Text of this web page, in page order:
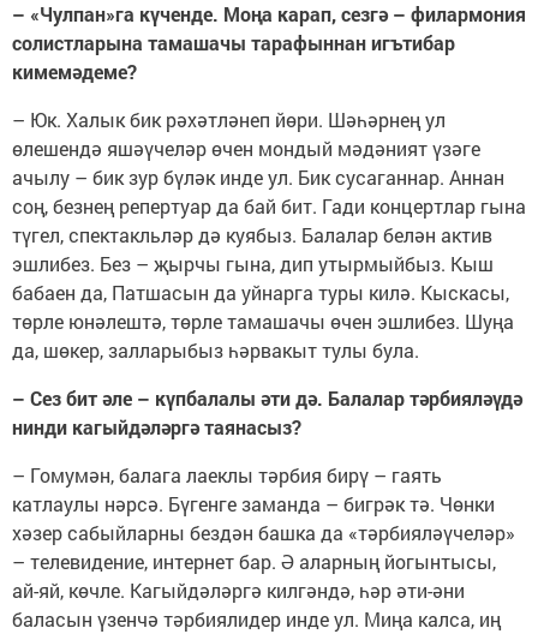
– «Чулпан»га күченде. Моңа карап, сезгә – филармония
солистларына тамашачы тарафыннан игътибар
кимемәдеме?
– Юк. Халык бик рәхәтләнеп йөри. Шәһәрнең ул
өлешендә яшәүчеләр өчен мондый мәдәният үзәге
ачылу – бик зур бүләк инде ул. Бик сусаганнар. Аннан
соң, безнең репертуар да бай бит. Гади концертлар гына
түгел, спектакльләр дә куябыз. Балалар белән актив
эшлибез. Без – җырчы гына, дип утырмыйбыз. Кыш
бабаен да, Патшасын да уйнарга туры килә. Кыскасы,
төрле юнәлештә, төрле тамашачы өчен эшлибез. Шуңа
да, шөкер, залларыбыз һәрвакыт тулы була.
– Сез бит әле – күпбалалы әти дә. Балалар тәрбияләүдә
нинди кагыйдәләргә таянасыз?
– Гомумән, балага лаеклы тәрбия бирү – гаять
катлаулы нәрсә. Бүгенге заманда – бигрәк тә. Чөнки
хәзер сабыйларны бездән башка да «тәрбияләүчеләр»
– телевидение, интернет бар. Ә аларның йогынтысы,
ай-яй, көчле. Кагыйдәләргә килгәндә, һәр әти-әни
баласын үзенчә тәрбиялидер инде ул. Миңа калса, иң